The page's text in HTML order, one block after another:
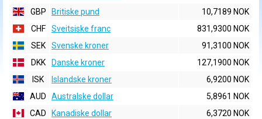
GBP
Britiske pund
10,7189 NOK
CHF
Sveitsiske franc
831,9300 NOK
SEK
Svenske kroner
91,3100 NOK
DKK
Danske kroner
127,1900 NOK
ISK
Islandske kroner
6,9200 NOK
AUD
Australske dollar
5,8961 NOK
CAD
Kanadiske dollar
6,3720 NOK